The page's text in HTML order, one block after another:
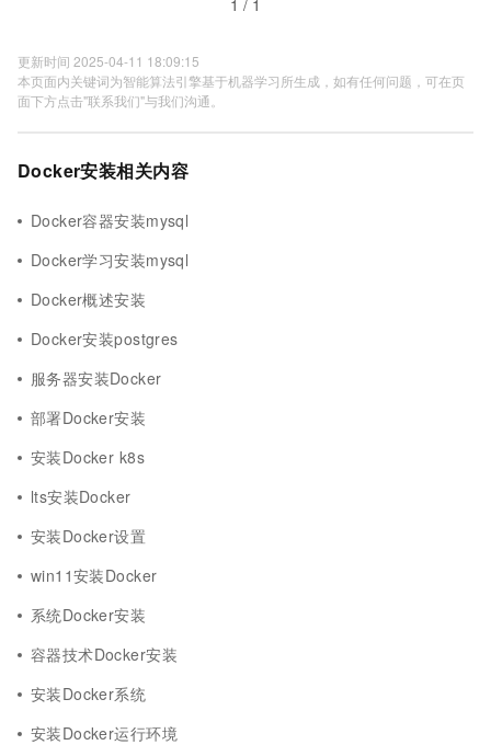
1 / 1
更新时间 2025-04-11 18:09:15
本页面内关键词为智能算法引擎基于机器学习所生成，如有任何问题，可在页
面下方点击"联系我们"与我们沟通。
Docker安装相关内容
Docker容器安装mysql
Docker学习安装mysql
Docker概述安装
Docker安装postgres
服务器安装Docker
部署Docker安装
安装Docker k8s
lts安装Docker
安装Docker设置
win11安装Docker
系统Docker安装
容器技术Docker安装
安装Docker系统
安装Docker运行环境